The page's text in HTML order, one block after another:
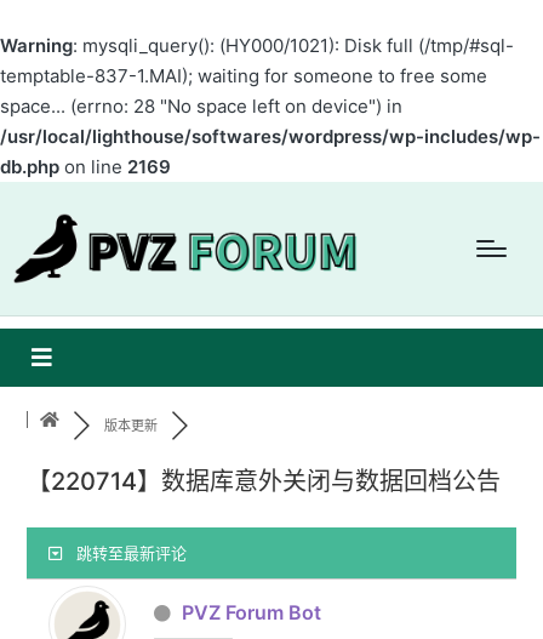
Warning: mysqli_query(): (HY000/1021): Disk full (/tmp/#sql-
temptable-837-1.MAI); waiting for someone to free some
space... (errno: 28 "No space left on device") in
/usr/local/lighthouse/softwares/wordpress/wp-includes/wp-
db.php on line 2169
版本更新
【220714】数据库意外关闭与数据回档公告
跳转至最新评论
PVZ Forum Bot